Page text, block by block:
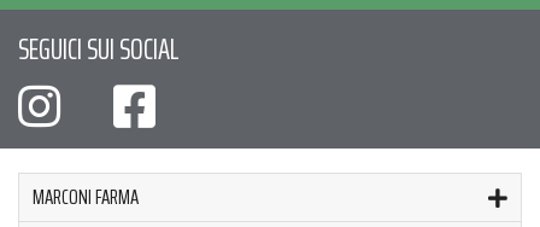
SEGUICI SUI SOCIAL
MARCONI FARMA